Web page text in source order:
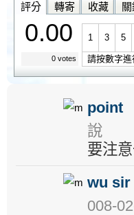
評分 轉寄 收藏
0.00
0 votes
1 3 5
請按數字
point
說
要注
wu
008-